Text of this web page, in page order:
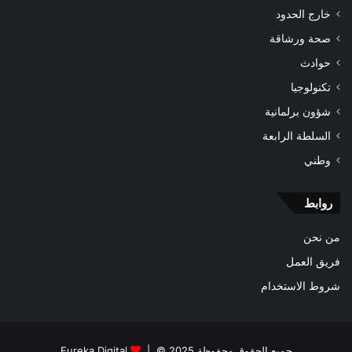
خارج الحدود
صحة ورشاقة
حوادث
تكنولوجيا
شؤون برلمانية
السلطة الرابعة
وطني
روابط
من نحن
فريق العمل
شروط الاستخدام